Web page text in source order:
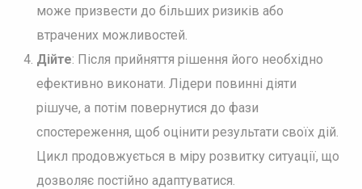
може призвести до більших ризиків або
втрачених можливостей.
Дійте: Після прийняття рішення його необхідно
ефективно виконати. Лідери повинні діяти
рішуче, а потім повернутися до фази
спостереження, щоб оцінити результати своїх дій.
Цикл продовжується в міру розвитку ситуації, що
дозволяє постійно адаптуватися.